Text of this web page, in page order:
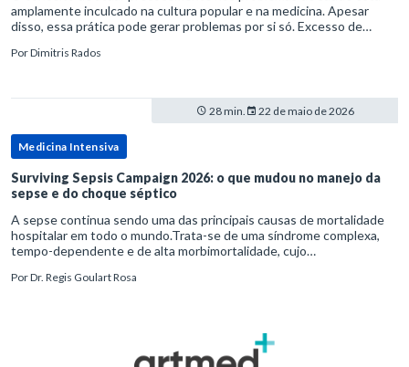
amplamente inculcado na cultura popular e na medicina. Apesar
disso, essa prática pode gerar problemas por si só. Excesso de
PorDimitris Rados
28 min. 22 de maio de 2026
Medicina Intensiva
Surviving Sepsis Campaign 2026: o que mudou no manejo da
sepse e do choque séptico
A sepse continua sendo uma das principais causas de mortalidade
hospitalar em todo o mundo.Trata-se de uma síndrome complexa,
tempo-dependente e de alta morbimortalidade, cujo
para o desfe
PorDr. Regis Goulart Rosa